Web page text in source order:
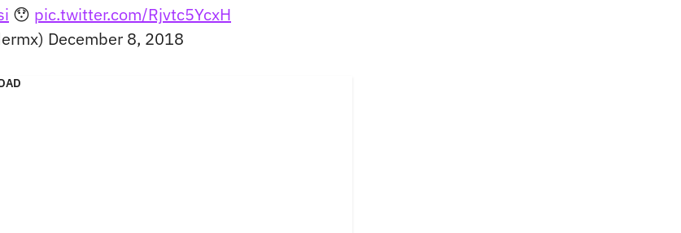
😯 pic.twitter.com/Rjvtc5YcxH
December 8, 2018